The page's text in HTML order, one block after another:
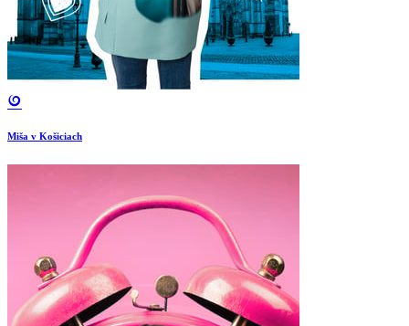
Miša v Košiciach